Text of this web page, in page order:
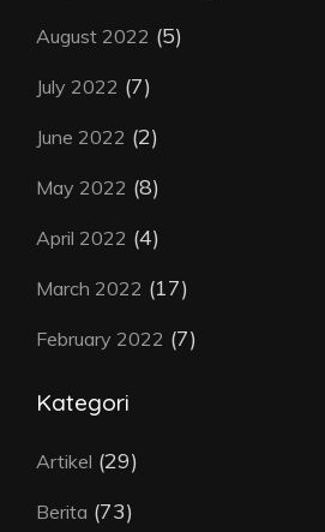
August 2022 (5)
July 2022 (7)
June 2022 (2)
May 2022 (8)
April 2022 (4)
March 2022 (17)
February 2022 (7)
Kategori
Artikel (29)
Berita (73)